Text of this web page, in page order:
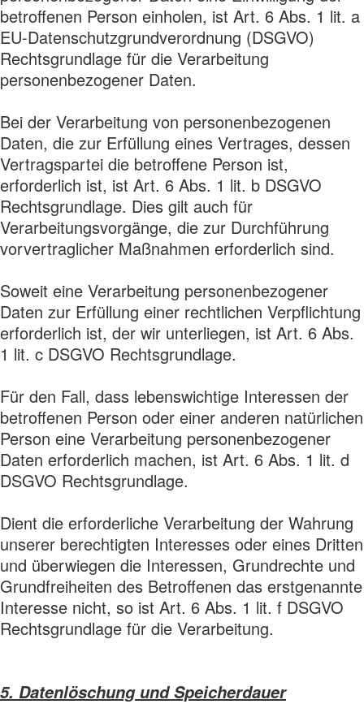
betroffenen Person einholen, ist Art. 6 Abs. 1 lit. a
EU-Datenschutzgrundverordnung (DSGVO)
Rechtsgrundlage für die Verarbeitung
personenbezogener Daten.
Bei der Verarbeitung von personenbezogenen
Daten, die zur Erfüllung eines Vertrages, dessen
Vertragspartei die betroffene Person ist,
erforderlich ist, ist Art. 6 Abs. 1 lit. b DSGVO
Rechtsgrundlage. Dies gilt auch für
Verarbeitungsvorgänge, die zur Durchführung
vorvertraglicher Maßnahmen erforderlich sind.
Soweit eine Verarbeitung personenbezogener
Daten zur Erfüllung einer rechtlichen Verpflichtung
erforderlich ist, der wir unterliegen, ist Art. 6 Abs.
1 lit. c DSGVO Rechtsgrundlage.
Für den Fall, dass lebenswichtige Interessen der
betroffenen Person oder einer anderen natürlichen
Person eine Verarbeitung personenbezogener
Daten erforderlich machen, ist Art. 6 Abs. 1 lit. d
DSGVO Rechtsgrundlage.
Dient die erforderliche Verarbeitung der Wahrung
unserer berechtigten Interesses oder eines Dritten
und überwiegen die Interessen, Grundrechte und
Grundfreiheiten des Betroffenen das erstgenannte
Interesse nicht, so ist Art. 6 Abs. 1 lit. f DSGVO
Rechtsgrundlage für die Verarbeitung.
5. Datenlöschung und Speicherdauer